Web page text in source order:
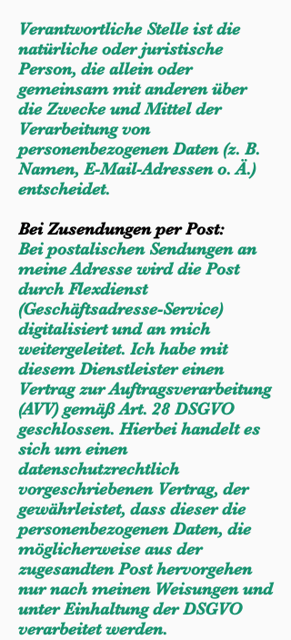
Verantwortliche Stelle ist die
natürliche oder juristische
Person, die allein oder
gemeinsam mit anderen über
die Zwecke und Mittel der
Verarbeitung von
personenbezogenen Daten (z. B.
Namen, E-Mail-Adressen o. Ä.)
entscheidet.
Bei Zusendungen per Post:
Bei postalischen Sendungen an
meine Adresse wird die Post
durch Flexdienst
(Geschäftsadresse-Service)
digitalisiert und an mich
weitergeleitet. Ich habe mit
diesem Dienstleister einen
Vertrag zur Auftragsverarbeitung
(AVV) gemäß Art. 28 DSGVO
geschlossen. Hierbei handelt es
sich um einen
datenschutzrechtlich
vorgeschriebenen Vertrag, der
gewährleistet, dass dieser die
personenbezogenen Daten, die
möglicherweise aus der
zugesandten Post hervorgehen
nur nach meinen Weisungen und
unter Einhaltung der DSGVO
verarbeitet werden.